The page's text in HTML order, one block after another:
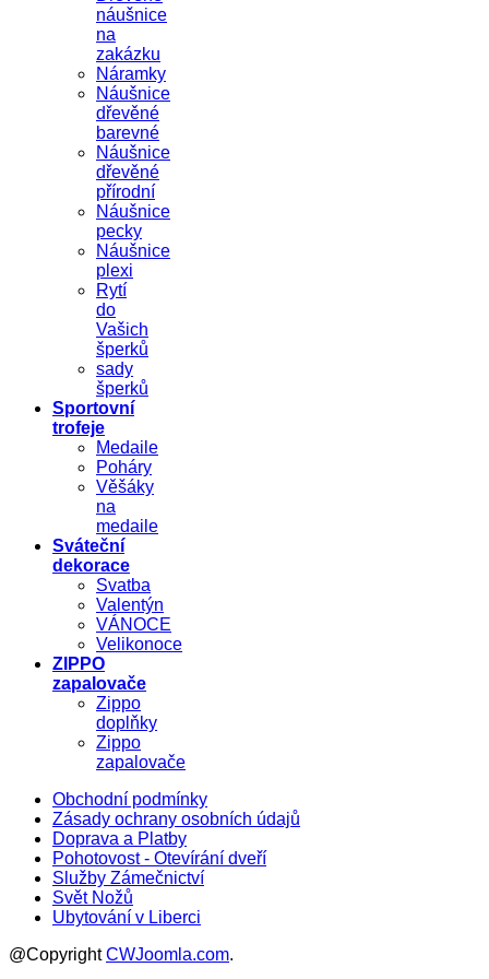
náušnice
na
zakázku
Náramky
Náušnice
dřevěné
barevné
Náušnice
dřevěné
přírodní
Náušnice
pecky
Náušnice
plexi
Rytí
do
Vašich
šperků
sady
šperků
Sportovní
trofeje
Medaile
Poháry
Věšáky
na
medaile
Sváteční
dekorace
Svatba
Valentýn
VÁNOCE
Velikonoce
ZIPPO
zapalovače
Zippo
doplňky
Zippo
zapalovače
Obchodní podmínky
Zásady ochrany osobních údajů
Doprava a Platby
Pohotovost - Otevírání dveří
Služby Zámečnictví
Svět Nožů
Ubytování v Liberci
@CopyrightCWJoomla.com.